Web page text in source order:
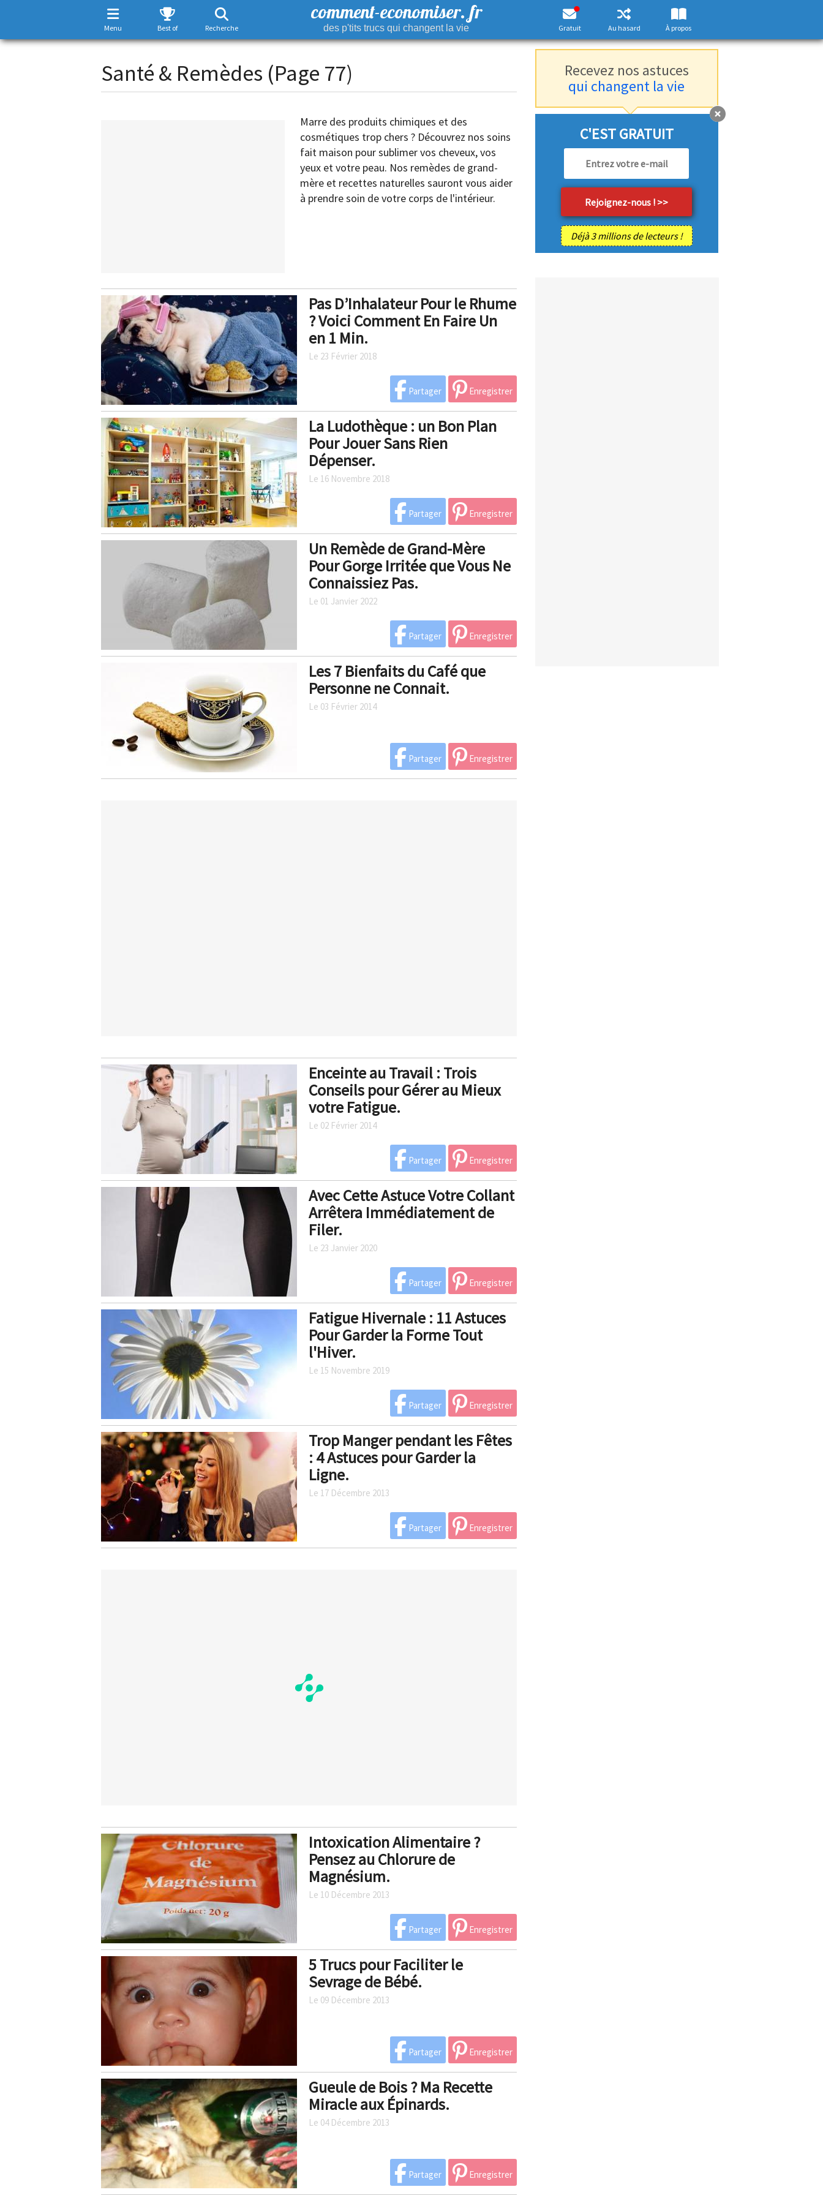
Menu Best of Recherche
comment-economiser. fr
des p'tits trucs qui changent la vie Gratuit Au hasard À propos
Santé & Remèdes (Page 77)
Marre des produits chimiques et des
cosmétiques trop chers ? Découvrez nos soins
fait maison pour sublimer vos cheveux, vos
yeux et votre peau. Nos remèdes de grand-
mère et recettes naturelles sauront vous aider
à prendre soin de votre corps de l'intérieur.
Pas D’Inhalateur Pour le Rhume
? Voici Comment En Faire Un
en 1 Min.
Le 23 Février 2018
Partager Enregistrer
La Ludothèque : un Bon Plan
Pour Jouer Sans Rien
Dépenser.
Le 16 Novembre 2018
Partager Enregistrer
Un Remède de Grand-Mère
Pour Gorge Irritée que Vous Ne
Connaissiez Pas.
Le 01 Janvier 2022
Partager Enregistrer
Les 7 Bienfaits du Café que
Personne ne Connait.
Le 03 Février 2014
Partager Enregistrer
Enceinte au Travail : Trois
Conseils pour Gérer au Mieux
votre Fatigue.
Le 02 Février 2014
Partager Enregistrer
Avec Cette Astuce Votre Collant
Arrêtera Immédiatement de
Filer.
Le 23 Janvier 2020
Partager Enregistrer
Fatigue Hivernale : 11 Astuces
Pour Garder la Forme Tout
l'Hiver.
Le 15 Novembre 2019
Partager Enregistrer
Trop Manger pendant les Fêtes
: 4 Astuces pour Garder la
Ligne.
Le 17 Décembre 2013
Partager Enregistrer
Intoxication Alimentaire ?
Pensez au Chlorure de
Magnésium.
Le 10 Décembre 2013
Partager Enregistrer
5 Trucs pour Faciliter le
Sevrage de Bébé.
Le 09 Décembre 2013
Partager Enregistrer
Gueule de Bois ? Ma Recette
Miracle aux Épinards.
Le 04 Décembre 2013
Partager Enregistrer
Recevez nos astuces
qui changent la vie
C'EST GRATUIT
Déjà 3 millions de lecteurs !